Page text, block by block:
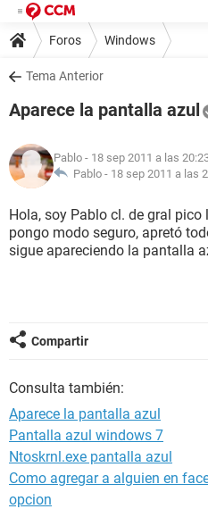
Foros Windows
Tema Anterior
Aparece la pantalla azul
Pablo - 18 sep 2011 a las
Pablo - 18 sep 2011 a las
Hola, soy Pablo cl. de gral
pongo modo seguro, apretó
sigue apareciendo la pantalla
Compartir
Consulta también:
Aparece la pantalla azul
Pantalla azul windows 7
Ntoskrnl.exe pantalla azul
Como agregar a alguien en
opcion